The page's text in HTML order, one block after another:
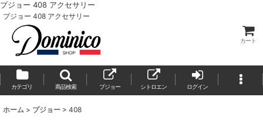
プジョー 408 アクセサリー
プジョー 408 アクセサリー
カート
カテゴリ 商品検索 プジョー シトロエン ログイン
ホーム > プジョー > 408